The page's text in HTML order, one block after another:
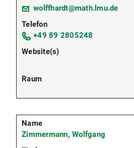
wolffhardt@math.lmu.de
+49 89 2805248
Zimmermann, Wolfgang